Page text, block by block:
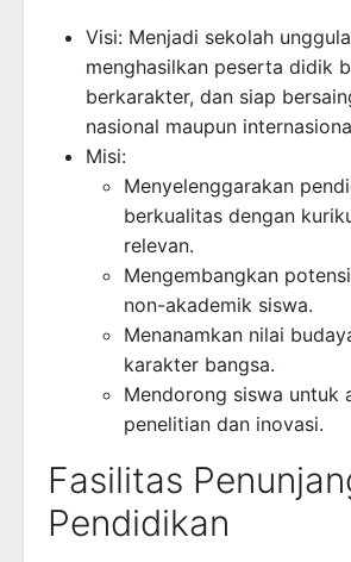
Visi: Menjadi sekolah
menghasilkan peserta didik
berkarakter, dan siap
nasional maupun
Misi:
Menyelenggarakan
berkualitas dengan
relevan.
Mengembangkan
non-akademik siswa.
Menanamkan nilai
karakter bangsa.
Mendorong siswa untuk
penelitian dan inovasi.
Fasilitas
Pendidikan